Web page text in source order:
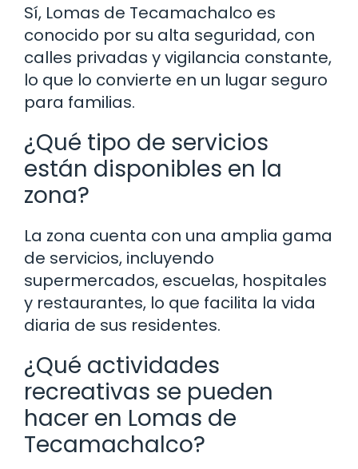
Sí, Lomas de Tecamachalco es
conocido por su alta seguridad, con
calles privadas y vigilancia constante,
lo que lo convierte en un lugar seguro
para familias.
¿Qué tipo de servicios
están disponibles en la
zona?
La zona cuenta con una amplia gama
de servicios, incluyendo
supermercados, escuelas, hospitales
y restaurantes, lo que facilita la vida
diaria de sus residentes.
¿Qué actividades
recreativas se pueden
hacer en Lomas de
Tecamachalco?